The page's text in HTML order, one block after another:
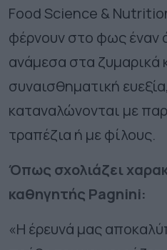
Food Science &
φέρνουν στο φως έναν
ανάμεσα στα ζυμαρικά
συναισθηματική
καταναλώνονται με
τραπέζια ή με φίλους.
Όπως σχολιάζει
καθηγητής Pagnini:
«Η έρευνά μας